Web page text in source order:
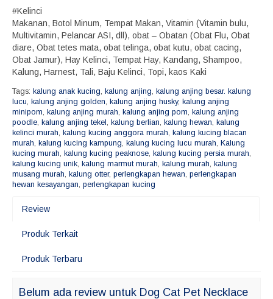
#Kelinci
Makanan, Botol Minum, Tempat Makan, Vitamin (Vitamin bulu,
Multivitamin, Pelancar ASI, dll), obat – Obatan (Obat Flu, Obat
diare, Obat tetes mata, obat telinga, obat kutu, obat cacing,
Obat Jamur), Hay Kelinci, Tempat Hay, Kandang, Shampoo,
Kalung, Harnest, Tali, Baju Kelinci, Topi, kaos Kaki
Tags: kalung anak kucing, kalung anjing, kalung anjing besar. kalung
lucu, kalung anjing golden, kalung anjing husky, kalung anjing
minipom, kalung anjing murah, kalung anjing pom, kalung anjing
poodle, kalung anjing tekel , kalung berlian, kalung hewan, kalung
kelinci murah, kalung kucing anggora murah, kalung kucing blacan
murah, kalung kucing kampung, kalung kucing lucu murah, Kalung
kucing murah, kalung kucing peaknose, kalung kucing persia murah,
kalung kucing unik, kalung marmut murah, kalung murah, kalung
musang murah, kalung otter, perlengkapan hewan, perlengkapan
hewan kesayangan, perlengkapan kucing
Review
Produk Terkait
Produk Terbaru
Belum ada review untuk Dog Cat Pet Necklace